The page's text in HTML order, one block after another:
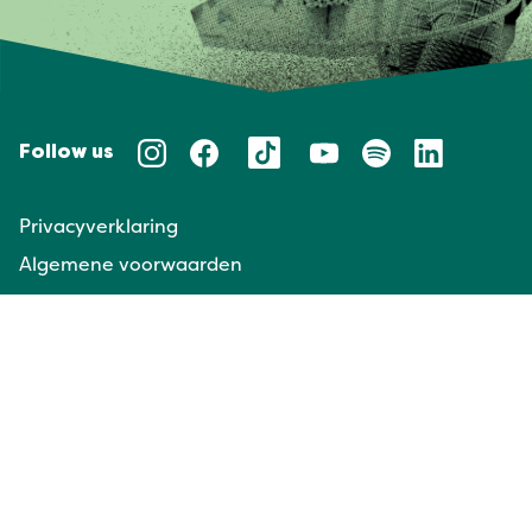
Follow us
Privacyverklaring
Algemene voorwaarden